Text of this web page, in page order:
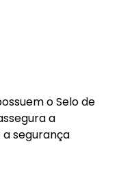
o Selo de
a
segurança